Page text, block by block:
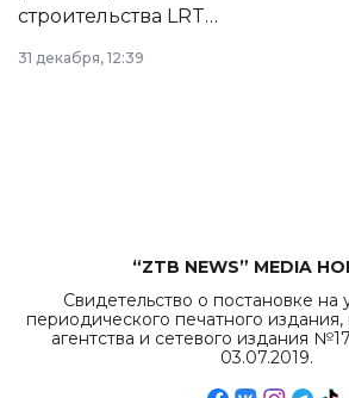
строительства LRT
в Астане из
республиканского
31 декабря, 12:39
“ZTB NEWS” MEDIA
Свидетельство о постановке на
периодического печатного
агентства и сетевого издания
03.07.2019.